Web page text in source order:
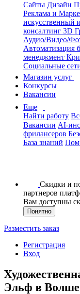
Сайты Дизайн
Реклама и
искусственный
консалтинг 3D
Аудио/Видео/
Автоматизация
менеджмент
Социальные
Магазин услуг
Конкурсы
Вакансии
Еще
Найти работу
Вакансии AI-
фрилансеров
База знаний
Скидки и
партнеров
Вам доступны
Понятно
Разместить заказ
Регистрация
Вход
Эльф в